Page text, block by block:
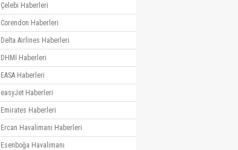
Çelebi Haberleri
Corendon Haberleri
Delta Airlines Haberleri
DHMİ Haberleri
EASA Haberleri
easyJet Haberleri
Emirates Haberleri
Ercan Havalimanı Haberleri
Esenboğa Havalimanı